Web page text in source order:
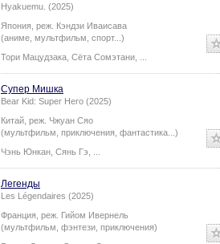
Hyakuemu. (2025)
Япония, реж. Кэндзи Иваисава
(аниме, мультфильм, спорт...)
Тори Мацудзака Сёта Сомэтани
Супер Мишка
Bear Kid: Super Hero (2025)
Китай, реж. Чжуан Сяо
(мультфильм, приключения, фантастика...)
Чэнь Юнкан Сянь Гэ
Легенды
Les Légendaires (2025)
Франция, реж. Гийом Ивернель
(мультфильм, фэнтези, приключения)